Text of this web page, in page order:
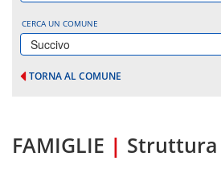
CERCA UN COMUNE
Succivo
TORNA AL COMUNE
FAMIGLIE |